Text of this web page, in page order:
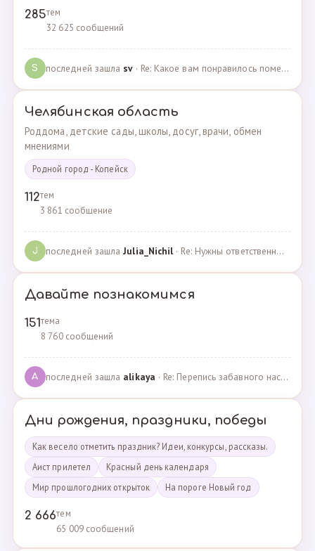
285тем
32 625 сообщений
S последней зашла sv· Re: Какое вам понравилось помещения для проведения … · 07.05.2025
Челябинская область
Роддома, детские сады, школы, досуг, врачи, обмен
мнениями
Родной город - Копейск
112тем
3 861 сообщение
J последней зашлаJulia_Nichil· Re: Нужны ответственные и любящие детей сотрудники … · 22.07.2024
Давайте познакомимся
151тема
8 760 сообщений
A последней зашла alikaya · Re: Перепись забавного населения!!! · 09.09.2023
Дни рождения, праздники, победы
Как весело отметить праздник? Идеи, конкурсы, рассказы.
Аист прилетел
Красный день календаря
Мир прошлогодних открыток
На пороге Новый год
2 666тем
65 009 сообщений